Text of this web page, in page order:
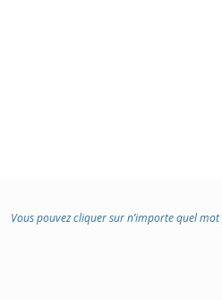
Vous pouvez cliquer sur n’importe quel